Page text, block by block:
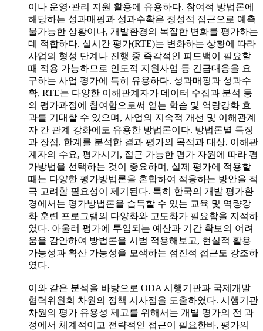
이나 운영·관리 지원 활용에 유용하다. 참여적 방법론에
해당하는 성과매핑과 성과수확은 정성적 접근으로 예측
불가능한 상황이나, 개발환경의 복잡한 변화를 평가하는
데 적합하다. 실시간 평가(RTE)는 변화하는 상황에 따라
사업의 형성 단계나 진행 중 즉각적인 피드백이 필요할
때 적용 가능하므로 인도적 지원사업 등 긴급대응을 요
구하는 사업 평가에 특히 유용하다. 성과매핑과 성과수
확, RTE는 다양한 이해관계자가 데이터 수집과 분석 등
의 평가과정에 참여함으로써 얻는 학습 및 역량강화 효
과를 기대할 수 있으며, 사업의 지속적 개선 및 이해관계
자 간 관계 강화에도 유용한 방법론이다. 방법론별 특징
과 장점, 한계를 분석한 결과 평가의 목적과 대상, 이해관
계자의 수요, 평가시기, 접근 가능한 평가 자원에 따라 평
가방법을 선택하는 것이 중요하며, 실제 평가에 적용할
때는 다양한 평가방법론을 혼합하여 적용하는 방안을 적
극 고려할 필요성이 제기된다. 특히 한국의 개발 평가환
경에서는 평가방법론을 습득할 수 있는 교육 및 역량강
화 훈련 프로그램의 다양화와 고도화가 필요함을 지적하
였다. 아울러 평가에 투입되는 예산과 기간 확보의 어려
움을 감안하여 방법론을 시범 적용해보고, 현실적 활용
가능성과 확산 가능성을 모색하는 점진적 접근도 강조하
였다.
이와 같은 분석을 바탕으로 ODA 시행기관과 국제개발
협력위원회 차원의 정책 시사점을 도출하였다. 시행기관
차원의 평가 유용성 제고를 위해서는 개별 평가의 전 과
정에서 체계적이고 전략적인 접근이 필요한바, 평가의